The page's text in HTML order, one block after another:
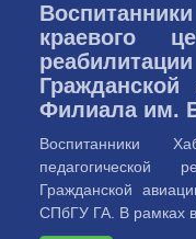
краевого
Гражданской
Филиала им.
Воспитанники
педагогической
Гражданской
СПбГУ ГА. В рамках